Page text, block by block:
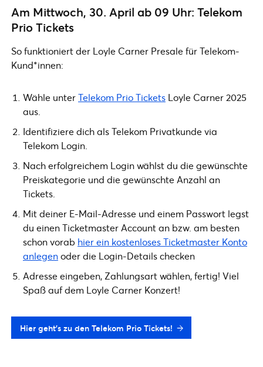
Am Mittwoch, 30. April ab 09 Uhr: Telekom
Prio Tickets
So funktioniert der Loyle Carner Presale für Telekom-
Kund*innen:
Wähle unterTelekom Prio Tickets Loyle Carner 2025
aus.
Identifiziere dich als Telekom Privatkunde via
Telekom Login.
Nach erfolgreichem Login wählst du die gewünschte
Preiskategorie und die gewünschte Anzahl an
Tickets.
Mit deiner E-Mail-Adresse und einem Passwort legst
du einen Ticketmaster Account an bzw. am besten
schon vorab hier ein kostenloses Ticketmaster Konto
anlegenoder die Login-Details checken
Adresse eingeben, Zahlungsart wählen, fertig! Viel
Spaß auf dem Loyle Carner Konzert!
Hier geht’s zu den Telekom Prio Tickets!